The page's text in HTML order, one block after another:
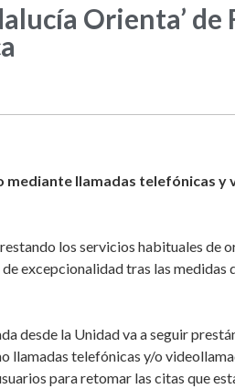
Orienta’
mediante llamadas telefónicas
los servicios habituales de
excepcionalidad tras las
desde la Unidad va a seguir
llamadas telefónicas y/o
para retomar las citas que